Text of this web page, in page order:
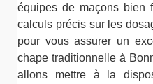
équipes de maçons bien
calculs précis sur les
pour vous assurer un
chape traditionnelle à
allons mettre à la